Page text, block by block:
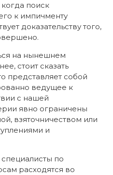
поиск
к импичменту
доказательству того,
на нынешнем
стоит сказать
представляет собой
ведущее к
с нашей
явно ограничены
взяточничеством или
и
по
расходятся во